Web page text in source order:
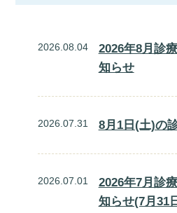
2026.08.04
2026年8月診
知らせ
2026.07.31 8月1日(土)の
2026.07.01
2026年7月診
知らせ(7月31